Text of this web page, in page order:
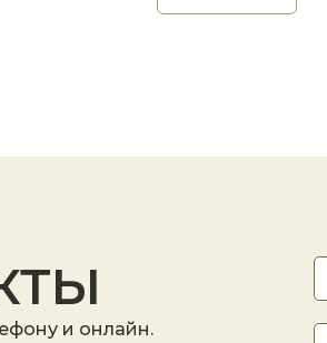
и онлайн.